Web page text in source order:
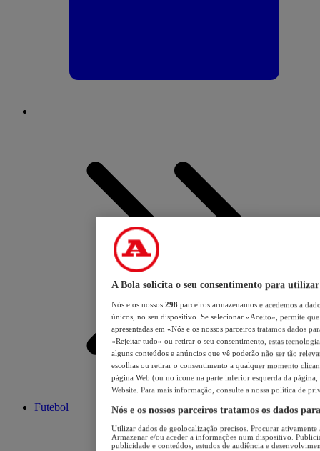
Futebol
A Bola solicita o seu consentimento para utilizar
Nós e os nossos 298 parceiros armazenamos e acedemos a
únicos, no seu dispositivo. Se selecionar «Aceito», permite
apresentadas em «Nós e os nossos parceiros tratamos dados
«Rejeitar tudo» ou retirar o seu consentimento, estas
alguns conteúdos e anúncios que vê poderão não ser tão
escolhas ou retirar o consentimento a qualquer momento
página Web (ou no ícone na parte inferior esquerda da página,
Website. Para mais informação, consulte a nossa política de
Nós e os nossos parceiros tratamos os dados
Utilizar dados de geolocalização precisos. Procurar
Armazenar e/ou aceder a informações num dispositivo.
publicidade e conteúdos, estudos de audiência e